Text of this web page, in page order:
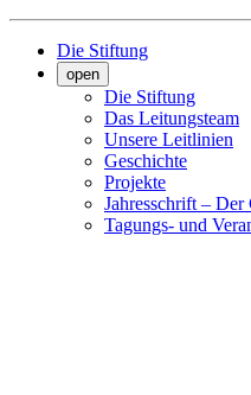
Die Stiftung
open
Die Stiftung
Das Leitungsteam
Unsere Leitlinien
Geschichte
Projekte
Jahresschrift – Der
Tagungs- und